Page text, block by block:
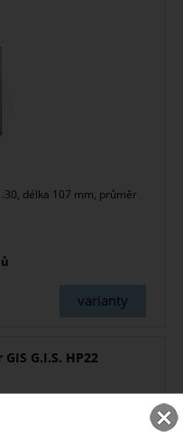
délka 107 mm, průměr
varianty
G.I.S. HP22